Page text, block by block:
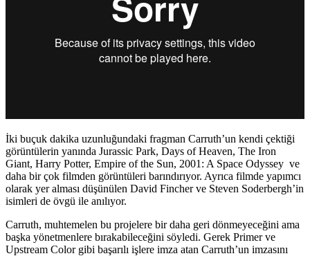
İki buçuk dakika uzunluğundaki fragman Carruth’un kendi çektiği
görüntülerin yanında Jurassic Park, Days of Heaven, The Iron
Giant, Harry Potter, Empire of the Sun, 2001: A Space Odyssey ve
daha bir çok filmden görüntüleri barındırıyor. Ayrıca filmde yapımcı
olarak yer alması düşünülen David Fincherve Steven Soderbergh’in
isimleri de övgü ile anılıyor.
Carruth, muhtemelen bu projelere bir daha geri dönmeyeceğini ama
başka yönetmenlere bırakabileceğini söyledi. Gerek Primer ve
Upstream Color gibi başarılı işlere imza atan Carruth’un imzasını